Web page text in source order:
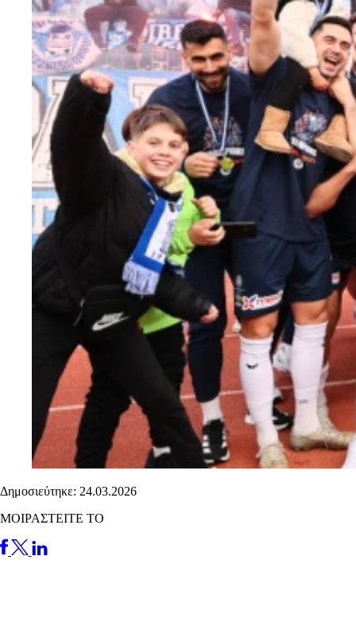
Δημοσιεύτηκε: 24.03.2026
ΜΟΙΡΑΣΤΕΙΤΕ ΤΟ